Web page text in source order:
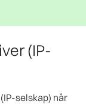
(IP-
selskap) når